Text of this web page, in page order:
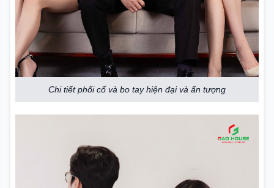
Chi tiết phối cổ và bo tay hiện đại và ấn tượng